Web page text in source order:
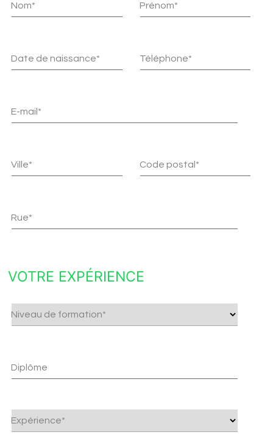
Nom* Prénom*
Date de naissance* Téléphone*
E-mail*
Ville* Code postal*
Rue*
VOTRE EXPÉRIENCE
Niveau de formation*
Diplôme
Expérience*